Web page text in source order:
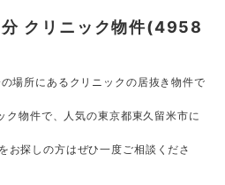
クリニック物件(4958
場所にあるクリニックの居抜き物件で
物件で、人気の東京都東久留米市に
お探しの方はぜひ一度ご相談くださ